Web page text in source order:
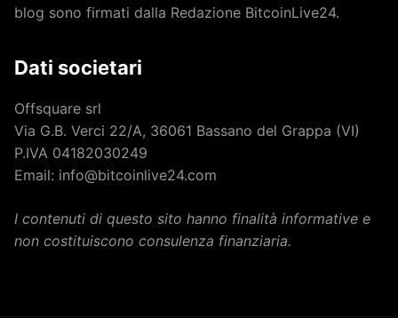
blog sono firmati dalla Redazione BitcoinLive24.
Dati societari
Offsquare srl
Via G.B. Verci 22/A, 36061 Bassano del Grappa (VI)
P.IVA 04182030249
Email: info@bitcoinlive24.com
I contenuti di questo sito hanno finalità informative e
non costituiscono consulenza finanziaria.